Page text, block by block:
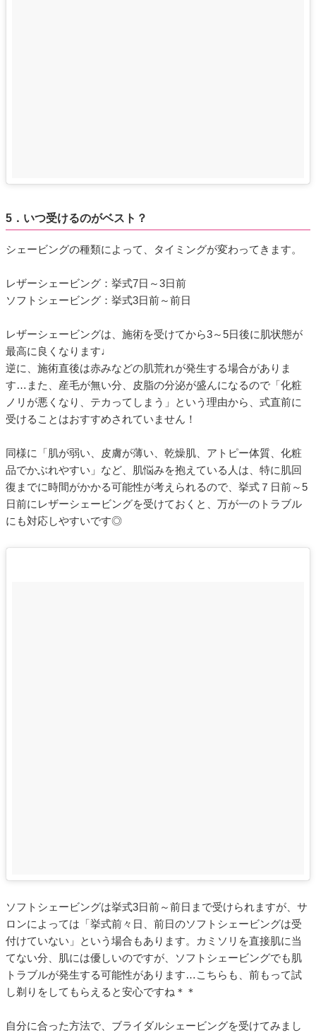
5．いつ受けるのがベスト？
シェービングの種類によって、タイミングが変わってきます。
レザーシェービング：挙式7日～3日前
ソフトシェービング：挙式3日前～前日
レザーシェービングは、施術を受けてから3～5日後に肌状態が
最高に良くなります♩
逆に、施術直後は赤みなどの肌荒れが発生する場合がありま
す…また、産毛が無い分、皮脂の分泌が盛んになるので「化粧
ノリが悪くなり、テカってしまう」という理由から、式直前に
受けることはおすすめされていません！
同様に「肌が弱い、皮膚が薄い、乾燥肌、アトピー体質、化粧
品でかぶれやすい」など、肌悩みを抱えている人は、特に肌回
復までに時間がかかる可能性が考えられるので、挙式７日前～5
日前にレザーシェービングを受けておくと、万が一のトラブル
にも対応しやすいです◎
ソフトシェービングは挙式3日前～前日まで受けられますが、サ
ロンによっては「挙式前々日、前日のソフトシェービングは受
付けていない」という場合もあります。カミソリを直接肌に当
てない分、肌には優しいのですが、ソフトシェービングでも肌
トラブルが発生する可能性があります…こちらも、前もって試
し剃りをしてもらえると安心ですね＊＊
自分に合った方法で、ブライダルシェービングを受けてみまし